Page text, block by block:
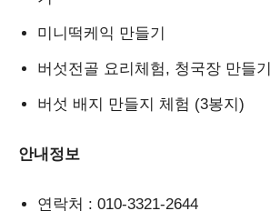
미니떡케익 만들기
버섯전골 요리체험, 청국장 만들기
버섯 배지 만들지 체험 (3봉지)
안내정보
연락처 : 010-3321-2644